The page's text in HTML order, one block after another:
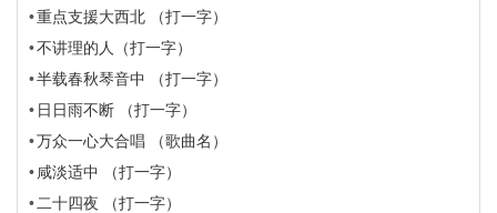
重点支援大西北 （打一字）
不讲理的人（打一字）
半载春秋琴音中 （打一字）
日日雨不断 （打一字）
万众一心大合唱 （歌曲名）
咸淡适中 （打一字）
二十四夜 （打一字）